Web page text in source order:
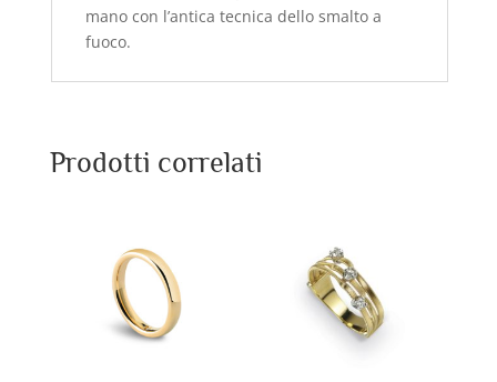
mano con l’antica tecnica dello smalto a
fuoco.
Prodotti correlati